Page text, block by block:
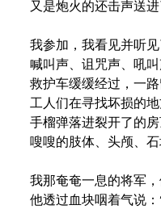
又是炮火的还击声送进
我参加，我看见并听见
喊叫声、诅咒声、吼
救护车缓缓经过，一路
工人们在寻找坏损的
手榴弹落进裂开了的
嗖嗖的肢体、头颅、
我那奄奄一息的将军
他透过血块咽着气说